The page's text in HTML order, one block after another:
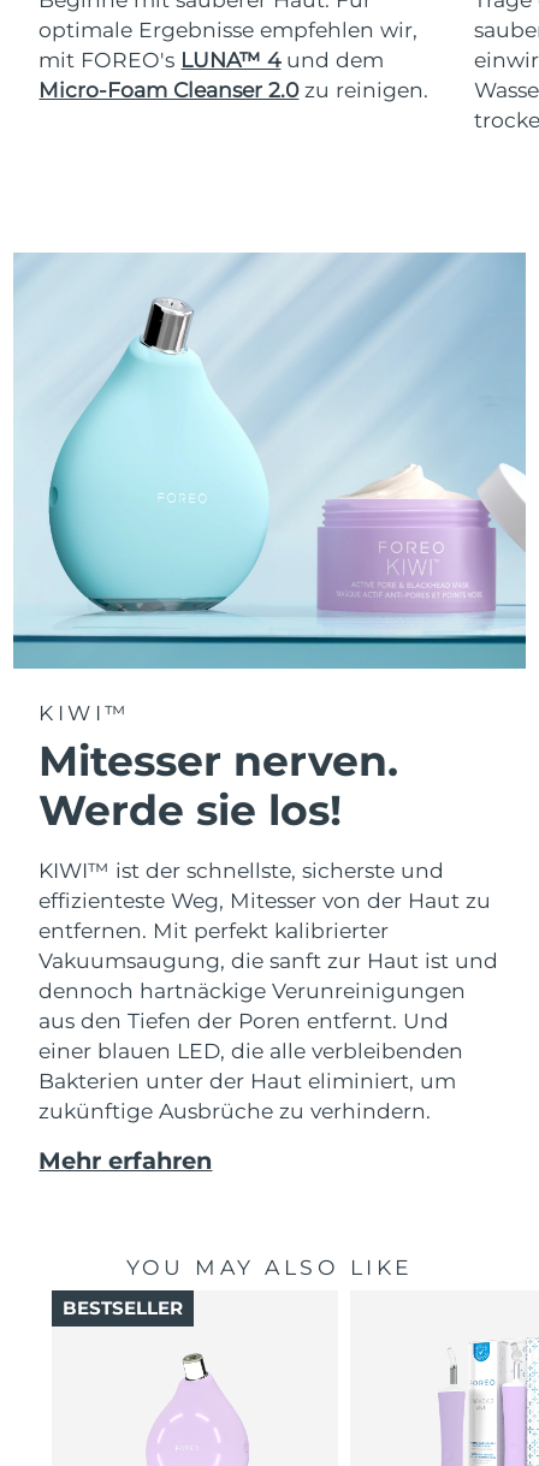
optimale Ergebnisse empfehlen wir,
mit FOREO's LUNA™ 4und dem
Micro-Foam Cleanser 2.0zu reinigen.
KIWI™
Mitesser nerven.
Werde sie los!
KIWI™ ist der schnellste, sicherste und
effizienteste Weg, Mitesser von der Haut zu
entfernen. Mit perfekt kalibrierter
Vakuumsaugung, die sanft zur Haut ist und
dennoch hartnäckige Verunreinigungen
aus den Tiefen der Poren entfernt. Und
einer blauen LED, die alle verbleibenden
Bakterien unter der Haut eliminiert, um
zukünftige Ausbrüche zu verhindern.
Mehr erfahren
YOU MAY ALSO LIKE
BESTSELLER